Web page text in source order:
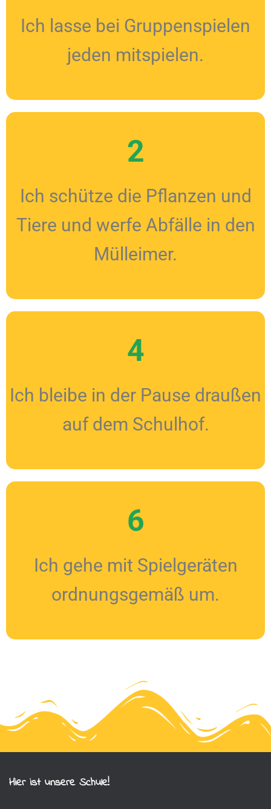
Ich lasse bei Gruppenspielen
jeden mitspielen.
2
Ich schütze die Pflanzen und
Tiere und werfe Abfälle in den
Mülleimer.
4
Ich bleibe in der Pause draußen
auf dem Schulhof.
6
Ich gehe mit Spielgeräten
ordnungsgemäß um.
Hier ist unsere Schule!